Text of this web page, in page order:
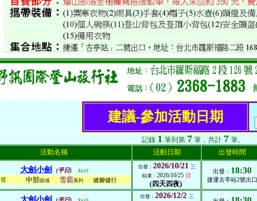
建議-參加活動日期
記錄 1 筆到第 7 筆，共計 7 筆。
活動名稱 活動日期 出發時間
大劍小劍 (平日) Xu10
中部區域 雪霸系列 健腳健行
出發： 2026/10/21
三
結束： 2026/10/25 日
(四天四夜)
出發： 18:30
捷運古亭站2號出口
大劍小劍 出發： 2026/12/2 三